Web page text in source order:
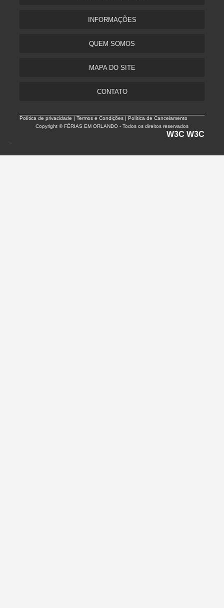
INFORMAÇÕES
QUEM SOMOS
MAPA DO SITE
CONTATO
Política de privacidade |Termos e Condições | Política de Cancelamento
Copyright © FÉRIAS EM ORLANDO - Todos os direitos reservados
W3C W3C